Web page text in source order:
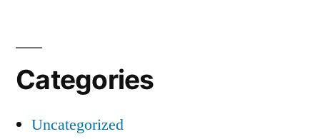
Categories
Uncategorized